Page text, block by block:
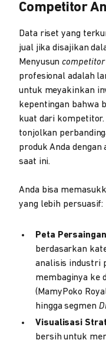
Competitor
Data riset yang
jual jika disajikan
Menyusun
profesional adalah
untuk meyakinkan
kepentingan bahwa
kuat dari kompetitor.
tonjolkan
produk Anda dengan
saat ini.
Anda bisa
yang lebih persuasif:
Peta
berdasarkan
analisis industri
membaginya ke
(MamyPoko
hingga segmen
Visualisasi
bersih untuk